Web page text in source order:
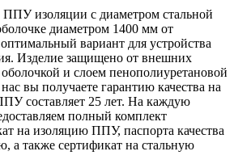
изоляции с диаметром стальной
диаметром 1400 мм от
вариант для устройства
Изделие защищено от внешних
и слоем пенополиуретановой
вы получаете гарантию качества на
составляет 25 лет. На каждую
полный комплект
на изоляцию ППУ, паспорта качества
а также сертификат на стальную